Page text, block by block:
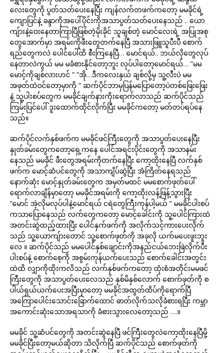
လေးတွေကို ပွတ်သတ်ပေးနေပြီး ကျန်လက်တဖက်ကတော့ မမခိုင်ရဲ့
ကျောပြင်နဲ့ ခန္ဒာကိုအပေါ်ပိုင်းကိုအသာပွတ်သတ်ပေးနေသည် .. ယော
ကျ်ားနဲ့ဝေးနေတာကြာပြီဖြစ်တဲ့မိုးခိုင် သူချစ်တဲ့ မောင်လေးရဲ့ အပြုအစု
တွေအောက်မှာ အရမ်းကိုဖီးတွေတက်နေပြီ အသားဖြူသူပီးပီ စောက်
ရည်တွေကလဲ ပေါင်ပေါ်ထိ စီးကြနေပြီ… မောင်ရယ်.. ဘယ်လိုတွေလုပ်
နေတာလဲကွယ် မမ မခံစားနိုင်တော့ဘူး လုပ်ပါတော့မောင်ရယ်… ”မမ
မောင့်ကိုချစ်လားဟင် ” ”အို…ဒီကလေးနှယ် ချစ်လို့မှ သူ့လီးပဲ မမ
အဖုတ်ထဲဝင်တော့မှာကို ” ဆက်ပိုင်ဘာမှပြန်မပြောတော့ပဲတစ်ဖြေးဖြေး
နဲ့ သူ့ပါးစပ်တွေက မမခိုင်ချက်နားကိုးရောက်လာသည် ဆက်ပိုင်သည်
ကြမ်းပြင်ပေါ် ဒူးထောက်ထိုင်လိုက်ပြီး မမခိုင်ကတော့ မတ်တပ်ရပ်နေ
သည်။
ဆက်ပိုင်လက်နှစ်ဖက်က မမခိုင်ဖင်ကြီးတွေကို အသာပွတ်ပေးနေပြီး
နှုတ်ခမ်းတွေကတော့ရှေ့ကနေ ပေါင်အရင်းပိုင်းတွေကို အသာနမ်း
နေသည် မမခိုင် ဖီးတွေအရမ်းကိုတက်နေပြီး ကော့ထိုးနေပြီ လက်နှစ်
ဖက်က မောင့်ဆံပင်တွေကို အသာကျိပ်ဆွဲပြီး အံကြိတ်နေရသည်
နောက်ဆုံး မောင့်နှုတ်ခမ်းတွေက အမှတ်မထင် မမစောက်ဖုတ်ပေါ်
ရောက်လာချိန်မှာတော့ မမခိုင်အရမ်းကို ကော့ထိုးလန့်ဖြန့်သွားပြီး
”မောင် အဲ့လိုမလုပ်ပါနဲ့မောင်ရယ် ငရဲတွေကြီးကုန်ပါ့မယ် ” မမခိုင်ပါးစပ်
ကသာပြောနေသည် လက်တွေကတော့ မောင့်ခေါင်းကို သူ့ပေါင်ကြားထဲ
အတင်းဆွဲထည့်ထားပြီး ပေါင်နှက်ဖက်ကို အလိုက်သင့်ကားပေးလိုက်
သည် သူ့ယောကျ်ားတောင် သူ့စောက်ဖုတ်ကို အခုလို ယက်မပေးဖူးဘူး
လေ ။ ဆက်ပိုင်သည် မမပေါင်နှစ်ချောင်းကိုအနည်ငယ်ဘေးဖြဲလိုက်ပီး
ပါးစပ်နဲ့ စောက်စေ့ကို အစွမ်းကုန်ယက်ပေးသည် စောက်ခေါင်းအတွင်း
ထဲထိ လျှာကိုထိုးကလိသည် လက်နှစ်ဖက်ကတော့ ထုံးစံအတိုင်းမမဖင်
ကြီးတွေကို အသာပွတ်ပေးလေသည် နှစ်မိနှစ်လောက် စောက်ဖုတ်ကို စ
ပါယ်ရှယ်ယက်ပေးအပြီးမှာတော့ မမခိုင်အထွတ်ထိပ်ကိုရောက်ပြီ
အကြောပေါင်းသောင်းခြောက်ထောင် ဓာတ်လိုက်သလိုခံစားရပြီး ကမ္ဘာ
အကောင်းဆုံးသောအရသာကို ခံစားသွားလေတော့သည် ….။
မမခိုင် သူ့ဆံပင်တွေကို အတင်းဆွဲနေပြီ ဖင်ကြီးတွေလဲကော့ထိုးနေပြီမို့
မမခိုင်ပြီးတော့မယ်ဆိုတာ သိလိုက်ပြီ ဆက်ပိုင်သည် စောက်ဖုတ်ကို